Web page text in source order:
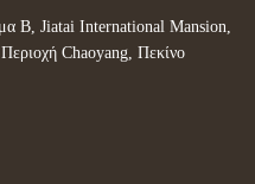
Β, Jiatai International Mansion,
Chaoyang, Πεκίνο